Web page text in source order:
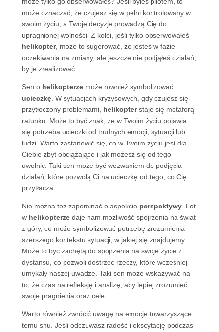
może oznaczać, że czujesz się w pełni kontrolowany w
swoim życiu, a Twoje decyzje prowadzą Cię do
upragnionej wolności. Z kolei, jeśli tylko obserwowałeś
helikopter, może to sugerować, że jesteś w fazie
oczekiwania na zmiany, ale jeszcze nie podjąłeś działań,
by je zrealizować.
Sen o helikopterzemoże również symbolizować
ucieczkę. W sytuacjach kryzysowych, gdy czujesz się
przytłoczony problemami, helikopterstaje się metaforą
ratunku. Może to być znak, że w Twoim życiu pojawia
się potrzeba ucieczki od trudnych emocji, sytuacji lub
ludzi. Warto zastanowić się, co w Twoim życiu jest dla
Ciebie zbyt obciążające i jak możesz się od tego
uwolnić. Taki sen może być wezwaniem do podjęcia
działań, które pozwolą Ci na ucieczkę od tego, co Cię
przytłacza.
Nie można też zapominać o aspekcie perspektywy. Lot
w helikopterzedaje nam możliwość spojrzenia na świat
z góry, co może symbolizować potrzebę zrozumienia
szerszego kontekstu sytuacji, w jakiej się znajdujemy.
Może to być zachętą do spojrzenia na swoje życie z
dystansu, co pozwoli dostrzec rzeczy, które wcześniej
umykały naszej uwadze. Taki sen może wskazywać na
to, że czas na refleksję i analizę, aby lepiej zrozumieć
swoje pragnienia oraz cele.
Warto również zwrócić uwagę na emocje towarzyszące
temu snu. Jeśli odczuwasz radość i ekscytację podczas